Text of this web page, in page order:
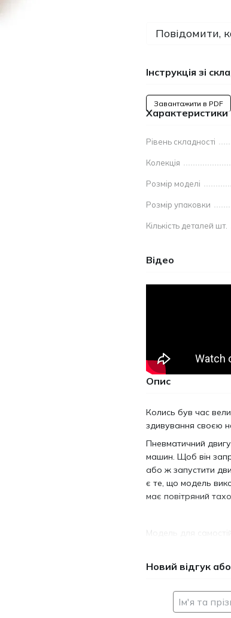
Повідомити,
Інструкція зі
Завантажити в PDF
Характеристики
Рівень складності
Колекція
Розмір моделі
Розмір упаковки
Кількість деталей шт.
Відео
Опис
Колись був час
здивування своєю
Пневматичний
машин. Щоб він
або ж запустити
є те, що модель
має повітряний
Модель для
Новий відгук